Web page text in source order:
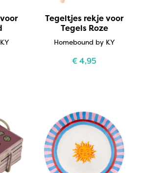
Tegeltjes rekje voor
Tegels Roze
Homebound by KY
€4,95